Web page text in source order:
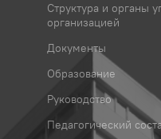
Структура и органы
организацией
Документы
Образование
Руководство
Педагогический